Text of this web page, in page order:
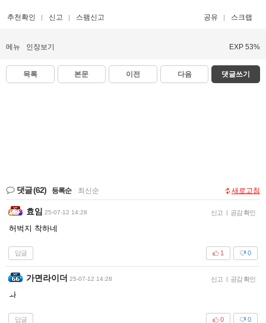
추천확인 신고 스팸신고 공유 스크랩
메뉴 인장보기 EXP 53%
목록 본문 이전 다음 댓글쓰기
댓글(62) 등록순 최신순 새로고침
효임 25-07-12 14:28 신고 | 공감 확인
허벅지 착하네
답글 0
1
가면라이더 25-07-12 14:28 신고 | 공감 확인
ㅘ
답글 0
0